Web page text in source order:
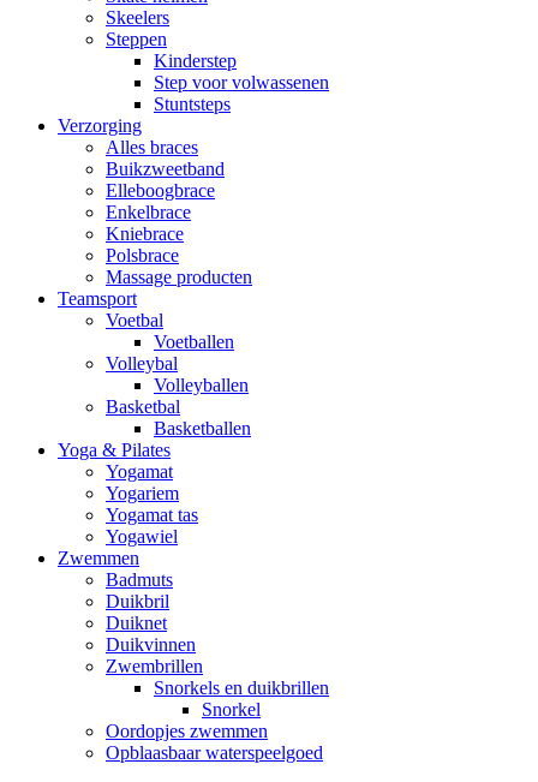
Skeelers
Steppen
Kinderstep
Step voor volwassenen
Stuntsteps
Verzorging
Alles braces
Buikzweetband
Elleboogbrace
Enkelbrace
Kniebrace
Polsbrace
Massage producten
Teamsport
Voetbal
Voetballen
Volleybal
Volleyballen
Basketbal
Basketballen
Yoga & Pilates
Yogamat
Yogariem
Yogamat tas
Yogawiel
Zwemmen
Badmuts
Duikbril
Duiknet
Duikvinnen
Zwembrillen
Snorkels en duikbrillen
Snorkel
Oordopjes zwemmen
Opblaasbaar waterspeelgoed